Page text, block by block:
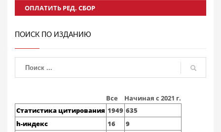
ОПЛАТИТЬ РЕД. СБОР
ПОИСК ПО ИЗДАНИЮ
Все
Начиная с 2021 г.
Статистика цитирования 1949 635
h-индекс
16
9